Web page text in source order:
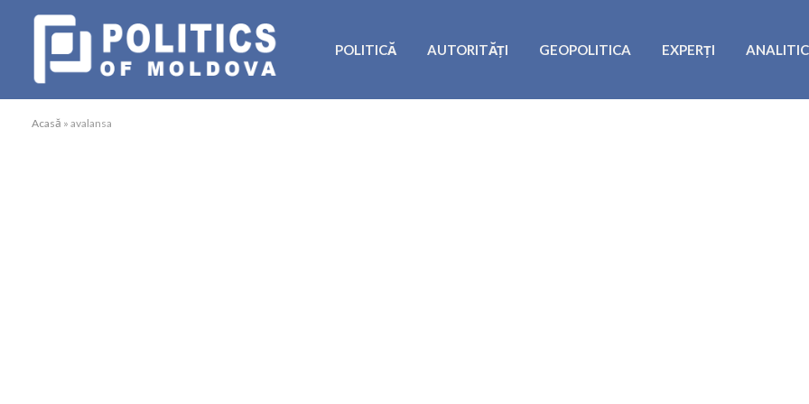
POLITICĂ AUTORITĂȚI GEOPOLITICA EXPERȚI
Acasă » avalansa